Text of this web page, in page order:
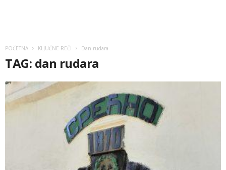
POČETNA KLJUČNE REČI Dan rudara
TAG: dan rudara